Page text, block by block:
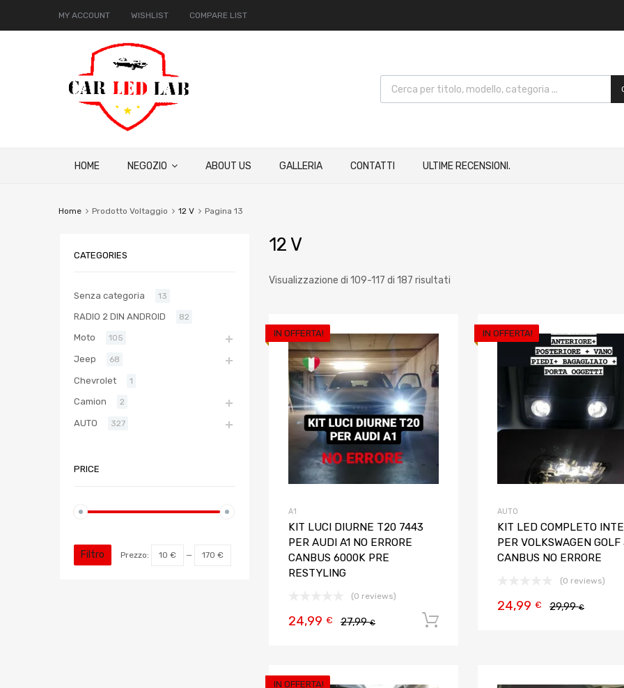
MY ACCOUNT WISHLIST COMPARE LIST
HOME NEGOZIO ABOUT US GALLERIA CONTATTI ULTIME RECENSIONI.
Home Prodotto Voltaggio 12 V Pagina 13
12 V
Visualizzazione di 109-117 di 187 risultati
IN OFFERTA!
Aggiungi ai preferiti
A1
KIT LUCI DIURNE T20 7443
PER AUDI A1 NO ERRORE
CANBUS 6000K PRE
RESTYLING
(0 reviews)
27,99€
24,99 €
IN OFFERTA!
AUTO
KIT LED COMPLETO
PER VOLKSWAGEN GOLF
CANBUS NO ERRORE
(0 reviews)
29,99€
24,99 €
IN OFFERTA!
CATEGORIES
Senza categoria 13
RADIO 2 DIN ANDROID 82
Moto 105
Jeep 68
Chevrolet 1
Camion 2
AUTO 327
PRICE
Filtro Prezzo: 10 € — 170 €